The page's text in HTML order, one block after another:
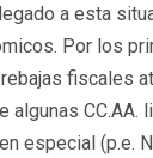
a esta
Por los
fiscales
algunas CC.AA.
especial (p.e.